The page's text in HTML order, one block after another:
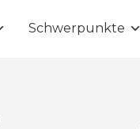
Schwerpunkte